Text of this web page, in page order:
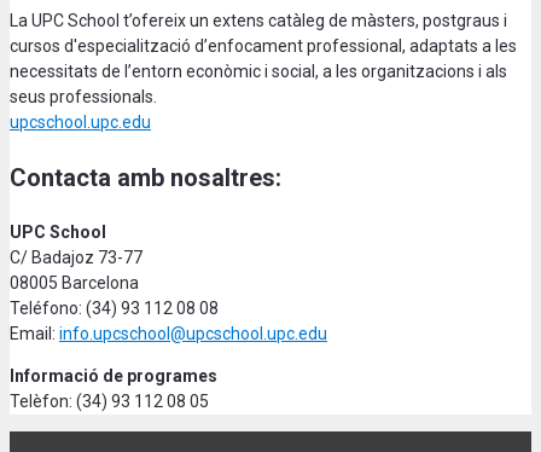
La UPC School t’ofereix un extens catàleg de màsters, postgraus i
cursos d'especialització d’enfocament professional, adaptats a les
necessitats de l’entorn econòmic i social, a les organitzacions i als
seus professionals.
upcschool.upc.edu
Contacta amb nosaltres:
UPC School
C/ Badajoz 73-77
08005 Barcelona
Teléfono: (34) 93 112 08 08
Email: info.upcschool@upcschool.upc.edu
Informació de programes
Telèfon: (34) 93 112 08 05